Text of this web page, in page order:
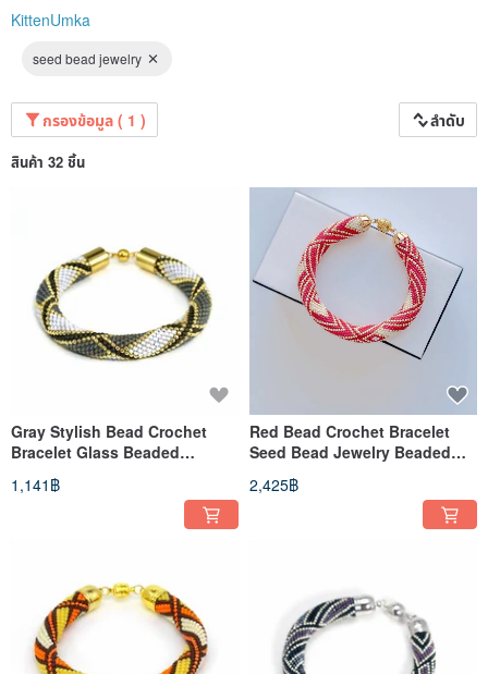
KittenUmka
seed bead jewelry
กรองข้อมูล ( 1 ) ลำดับ
สินค้า 32 ชิ้น
Gray Stylish Bead Crochet
Bracelet Glass Beaded
Bracelet Statement Jewelry
1,141฿
Red Bead Crochet Bracelet
Seed Bead Jewelry Beaded
Bracelet Fashion Jewelry
2,425฿